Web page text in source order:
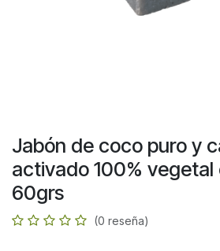
Jabón de coco puro y
activado 100% vegetal
60grs
(0 reseña)